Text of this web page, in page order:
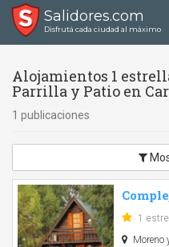
Salidores.com
Disfrutá cada ciudad al máximo
Alojamientos 1
Parrilla y Patio en
1 publicaciones
1
Moreno